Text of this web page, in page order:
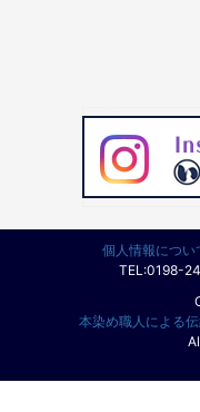
個人情報につい
TEL:0198-
本染め職人による